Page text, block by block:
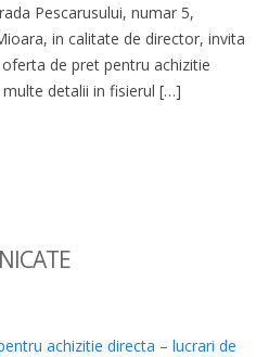
Pescarusului, numar 5,
in calitate de director, invita
de pret pentru achizitie
detalii in fisierul […]
achizitie directa – lucrari de